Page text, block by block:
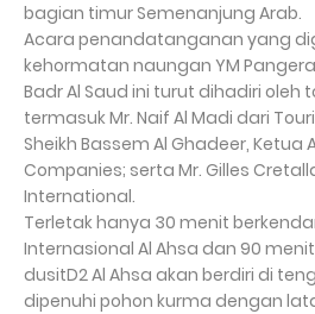
bagian timur Semenanjung Arab.
Acara penandatanganan yang
kehormatan naungan YM
Badr Al Saud ini turut dihadiri oleh
termasuk Mr. Naif Al Madi dari
Sheikh Bassem Al Ghadeer, Ketua
Companies; serta Mr. Gilles
International.
Terletak hanya 30 menit
Internasional Al Ahsa dan 90
dusitD2 Al Ahsa akan berdiri di
dipenuhi pohon kurma dengan